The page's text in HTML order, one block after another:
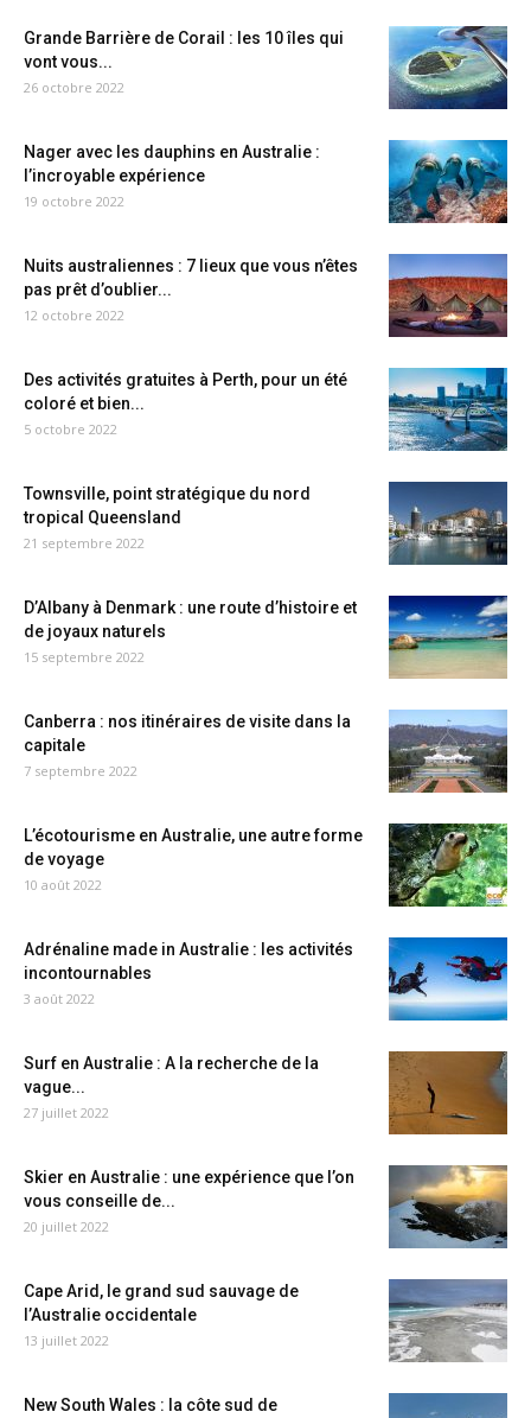
Grande Barrière de Corail : les 10 îles qui
vont vous...
26 octobre 2022
Nager avec les dauphins en Australie :
l’incroyable expérience
19 octobre 2022
Nuits australiennes : 7 lieux que vous n’êtes
pas prêt d’oublier...
12 octobre 2022
Des activités gratuites à Perth, pour un été
coloré et bien...
5 octobre 2022
Townsville, point stratégique du nord
tropical Queensland
21 septembre 2022
D’Albany à Denmark : une route d’histoire et
de joyaux naturels
15 septembre 2022
Canberra : nos itinéraires de visite dans la
capitale
7 septembre 2022
L’écotourisme en Australie, une autre forme
de voyage
10 août 2022
Adrénaline made in Australie : les activités
incontournables
3 août 2022
Surf en Australie : A la recherche de la
vague...
27 juillet 2022
Skier en Australie : une expérience que l’on
vous conseille de...
20 juillet 2022
Cape Arid, le grand sud sauvage de
l’Australie occidentale
13 juillet 2022
New South Wales : la côte sud de